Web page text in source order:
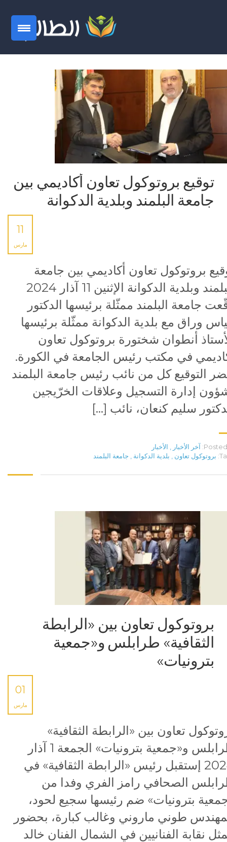
توقيع بروتوكول تعاون أكاديمي بين
جامعة البلمند وبلدية الدكوانة
11
مارس
بروتوكول تعاون أكاديمي بين جامعة
البلمند وبلدية الدكوانة الإثنين 11 آذار 2024
جامعة البلمند ممثّلة برئيسها الدكتور
وراق مع بلدية الدكوانة ممثّلة برئيسها
أنطوان شختورة بروتوكول تعاون
في مكتب رئيس الجامعة في الكورة.
التوقيع كل من نائب رئيس جامعة البلمند
إدارة التسجيل وعلاقات الخرّيجين
سليم كنعان، نائب […]
Posted آخر الأخبار , الأخبار
بروتوكول تعاون , بلدية الدكوانة , جامعة البلمند
بروتوكول تعاون بين «الرابطة
الثقافية» طرابلس و«جمعية
بترونيات»
01
مارس
تعاون بين «الرابطة الثقافية»
طرابلس و«جمعية بترونيات» الجمعة 1 آذار
2024 إستقبل رئيس «الرابطة الثقافية» في
الصحافي رامز الفري وفدا من
بترونيات» ضم رئيسها سجيع لحود،
طوني ماروني وغالب كبارة، بحضور
نقابة الفنانيين في الشمال الفنان خالد